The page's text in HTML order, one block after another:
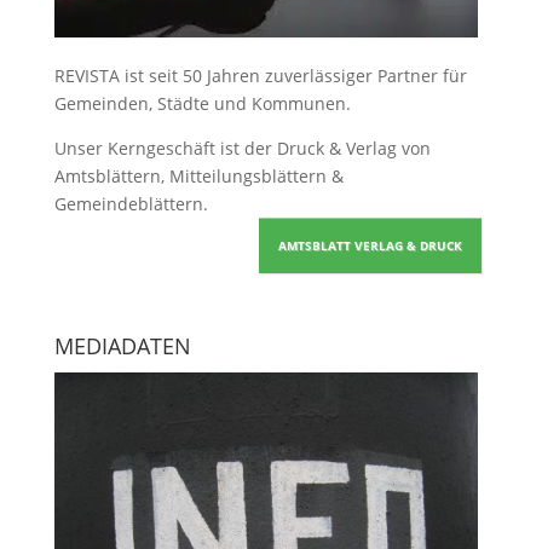
REVISTA ist seit 50 Jahren zuverlässiger Partner für
Gemeinden, Städte und Kommunen.
Unser Kerngeschäft ist der Druck & Verlag von
Amtsblättern, Mitteilungsblättern &
Gemeindeblättern.
AMTSBLATT VERLAG & DRUCK
MEDIADATEN